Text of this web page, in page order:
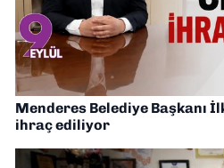
Menderes Belediye Başkanı
ihraç ediliyor